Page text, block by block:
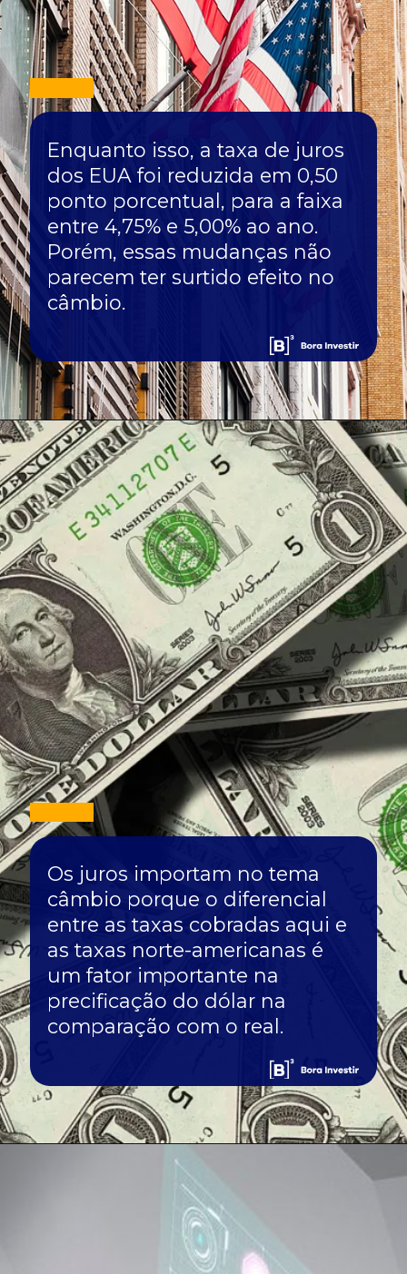
Enquanto isso, a taxa de juros
dos EUA foi reduzida em 0,50
ponto porcentual, para a faixa
entre 4,75% e 5,00% ao ano.
Porém, essas mudanças não
parecem ter surtido efeito no
câmbio.
Os juros importam no tema
câmbio porque o diferencial
entre as taxas cobradas aqui e
as taxas norte-americanas é
um fator importante na
precificação do dólar na
comparação com o real.